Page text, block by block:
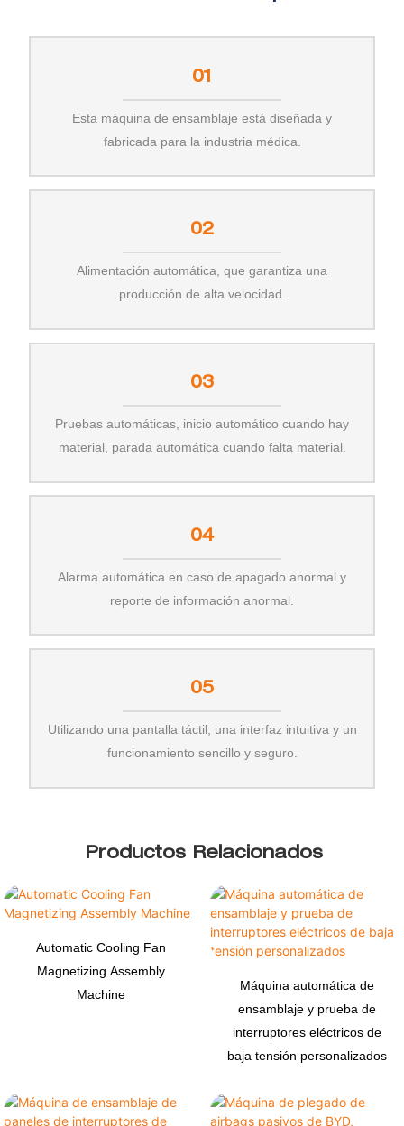
01
Esta máquina de ensamblaje está diseñada y
fabricada para la industria médica.
02
Alimentación automática, que garantiza una
producción de alta velocidad.
03
Pruebas automáticas, inicio automático cuando hay
material, parada automática cuando falta material.
04
Alarma automática en caso de apagado anormal y
reporte de información anormal.
05
Utilizando una pantalla táctil, una interfaz intuitiva y un
funcionamiento sencillo y seguro.
Productos Relacionados
Automatic Cooling Fan
Magnetizing Assembly
Machine
Máquina automática de
ensamblaje y prueba de
interruptores eléctricos de
baja tensión personalizados